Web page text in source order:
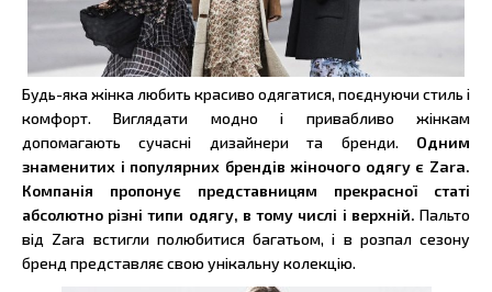
Будь-яка жінка любить красиво одягатися, поєднуючи стиль і
комфорт. Виглядати модно і привабливо жінкам
допомагають сучасні дизайнери та бренди. Одним
знаменитих і популярних брендів жіночого одягу є Zara.
Компанія пропонує представницям прекрасної статі
абсолютно різні типи одягу, в тому числі і верхній. Пальто
від Zara встигли полюбитися багатьом, і в розпал сезону
бренд представляє свою унікальну колекцію.